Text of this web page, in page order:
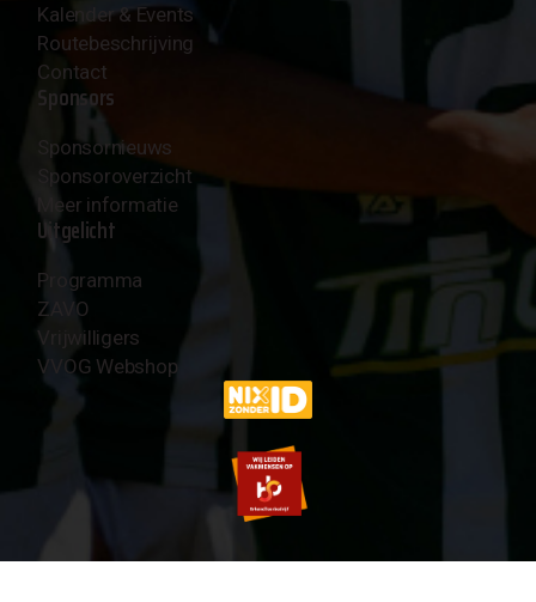
Kalender & Events
Routebeschrijving
Contact
Sponsors
Sponsornieuws
Sponsoroverzicht
Meer informatie
Uitgelicht
Programma
ZAVO
Vrijwilligers
VVOG Webshop